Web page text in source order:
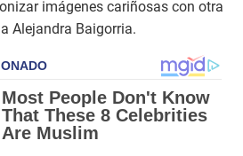
imágenes cariñosas con otra
Alejandra Baigorria.